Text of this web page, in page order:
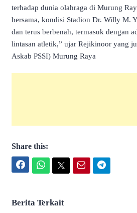
terhadap dunia olahraga di Murung
bersama, kondisi Stadion Dr. Willy M.
dan terus berbenah, termasuk dengan
lintasan atletik,” ujar Rejikinoor yang
Askab PSSI) Murung Raya
Share this:
Berita Terkait